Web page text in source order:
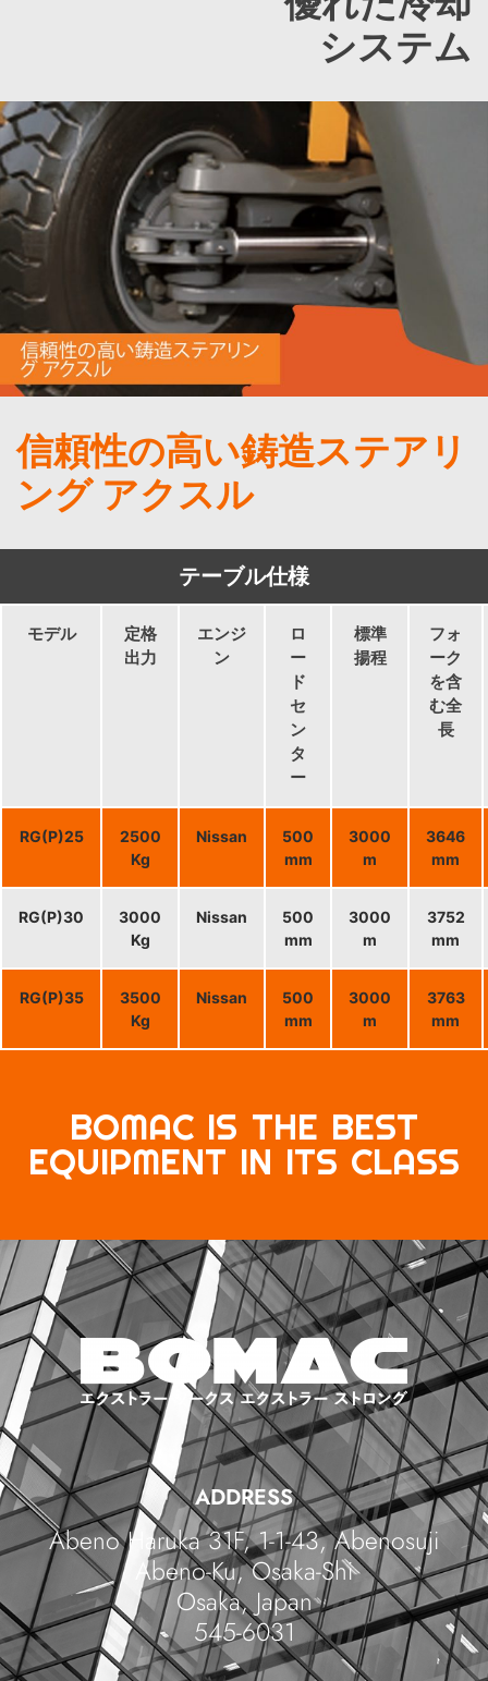
システム
信頼性の高い鋳造ステアリ
ング アクスル
テーブル仕様
モデル
定格
出力
エンジ
ン
ロ
ー
ド
セ
ン
タ
ー
標準
揚程
フォ
ーク
を含
む全
長
RG(P)25
2500
Kg
Nissan
500
mm
3000
m
3646
mm
RG(P)30
3000
Kg
Nissan
500
mm
3000
m
3752
mm
RG(P)35
3500
Kg
Nissan
500
mm
3000
m
3763
mm
BOMAC IS THE BEST
EQUIPMENT IN ITS CLASS
ADDRESS
Abeno Haruka 31F, 1-1-43, Abenosuji
Abeno-Ku, Osaka-Shi
Osaka, Japan
545-6031